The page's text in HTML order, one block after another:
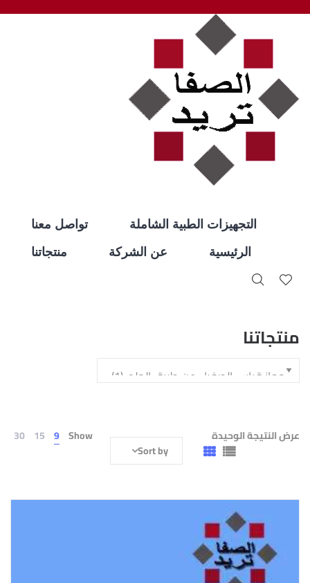
تواصل معنا
التجهيزات الطبية الشاملة
منتجاتنا
عن الشركة الرئيسية
منتجاتنا
عرض النتيجة الوحيدة Show
9
15
30
Sort by